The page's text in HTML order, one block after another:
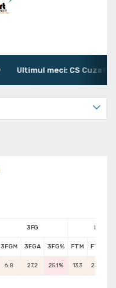
Ultimul meci: CS Cuza
3FG FT
3FGM 3FGA 3FG% FTM FTA
6.8 27.2 25.1% 13.3 23.6